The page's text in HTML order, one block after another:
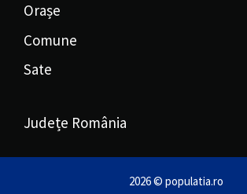
Orașe
Comune
Sate
Județe România
2026 © populatia.ro